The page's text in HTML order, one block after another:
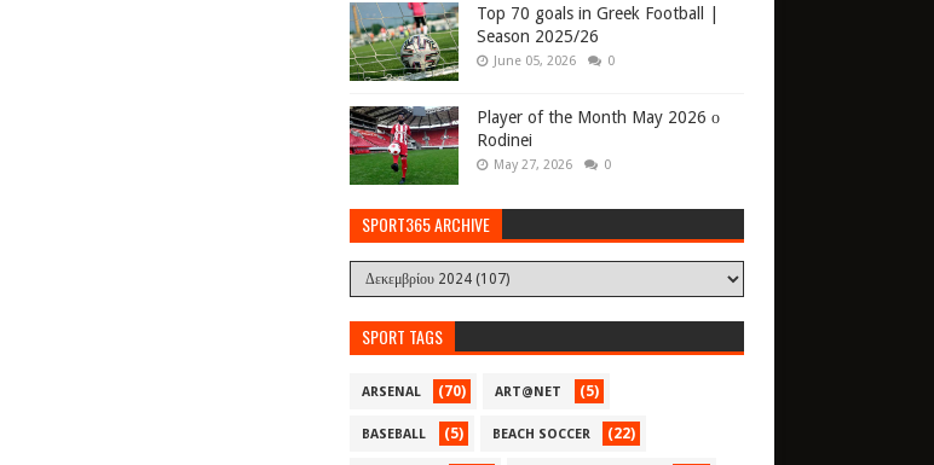
Top 70 goals in Greek Football |
Season 2025/26
June 05, 2026 0
Player of the Month May 2026 ο
Rodinei
May 27, 2026 0
SPORT365 ARCHIVE
SPORT TAGS
ARSENAL (70) ART@NET (5)
BASEBALL (5) BEACH SOCCER (22)